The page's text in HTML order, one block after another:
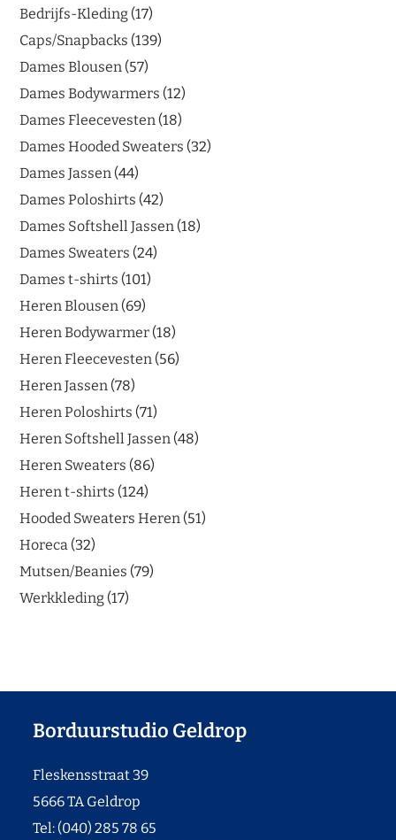
Bedrijfs-Kleding 17
Caps/Snapbacks 139
Dames Blousen 57
Dames Bodywarmers 12
Dames Fleecevesten 18
Dames Hooded Sweaters 32
Dames Jassen 44
Dames Poloshirts 42
Dames Softshell Jassen 18
Dames Sweaters 24
Dames t-shirts 101
Heren Blousen 69
Heren Bodywarmer 18
Heren Fleecevesten 56
Heren Jassen 78
Heren Poloshirts 71
Heren Softshell Jassen 48
Heren Sweaters 86
Heren t-shirts 124
Hooded Sweaters Heren 51
Horeca 32
Mutsen/Beanies 79
Werkkleding 17
Borduurstudio Geldrop
Fleskensstraat 39
5666 TA Geldrop
Tel: (040) 285 78 65